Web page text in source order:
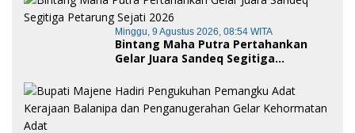
Minggu, 9 Agustus 2026, 08:54 WITA
Bintang Maha Putra Pertahankan
Gelar Juara Sandeq Segitiga